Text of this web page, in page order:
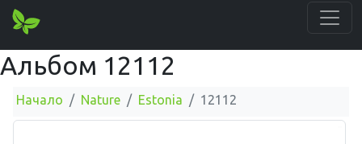
Альбом 12112
Начало Nature Estonia 12112